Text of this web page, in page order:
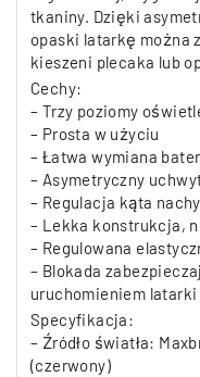
tkaniny. Dzięki
opaski latarkę można
kieszeni plecaka lub
Cechy:
– Trzy poziomy
– Prosta w użyciu
– Łatwa wymiana
– Asymetryczny
– Regulacja kąta
– Lekka konstrukcja,
– Regulowana
– Blokada
uruchomieniem latarki
Specyfikacja:
– Źródło światła:
(czerwony)